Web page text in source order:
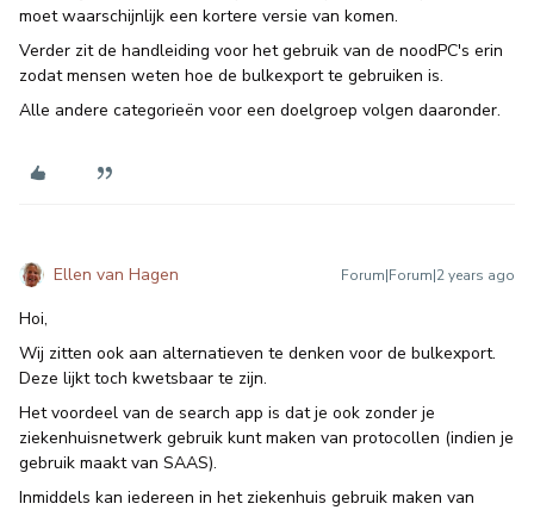
moet waarschijnlijk een kortere versie van komen.
Verder zit de handleiding voor het gebruik van de noodPC's erin
zodat mensen weten hoe de bulkexport te gebruiken is.
Alle andere categorieën voor een doelgroep volgen daaronder.
Ellen van Hagen Forum|Forum|2 years ago
Hoi,
Wij zitten ook aan alternatieven te denken voor de bulkexport.
Deze lijkt toch kwetsbaar te zijn.
Het voordeel van de search app is dat je ook zonder je
ziekenhuisnetwerk gebruik kunt maken van protocollen (indien je
gebruik maakt van SAAS).
Inmiddels kan iedereen in het ziekenhuis gebruik maken van